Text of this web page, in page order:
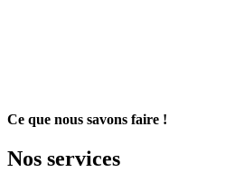
Ce que nous savons faire !
Nos services